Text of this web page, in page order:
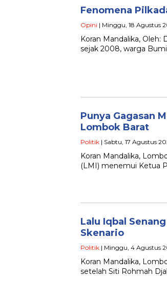
Fenomena
Opini | Minggu, 18 Agustus
Koran Mandalika, Oleh:
sejak 2008, warga
Punya Gagasan
Lombok Barat
Politik | Sabtu, 17 Agustus
Koran Mandalika,
(LMI) menemui Ketua
Lalu Iqbal
Skenario
Politik | Minggu, 4 Agustus
Koran Mandalika,
setelah Siti Rohmah